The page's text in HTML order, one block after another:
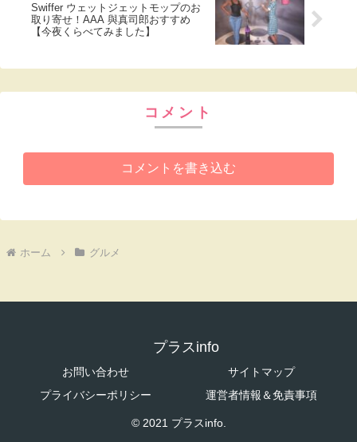
Swiffer ウェットジェットモップのお
取り寄せ！AAA 與真司郎おすすめ
【今夜くらべてみました】
コメント
コメントを書き込む
ホーム グルメ
プラスinfo
お問い合わせ
サイトマップ
プライバシーポリシー
運営者情報＆免責事項
© 2021 プラスinfo.